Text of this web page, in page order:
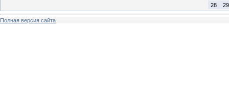
28
29
Полная версия сайта